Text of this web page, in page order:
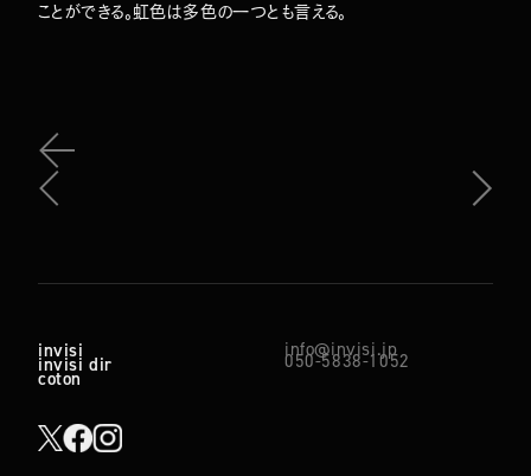
ことができる。虹色は多色の一つとも言える。
invisi
invisi dir
coton
info@invisi.jp
050-5838-1052